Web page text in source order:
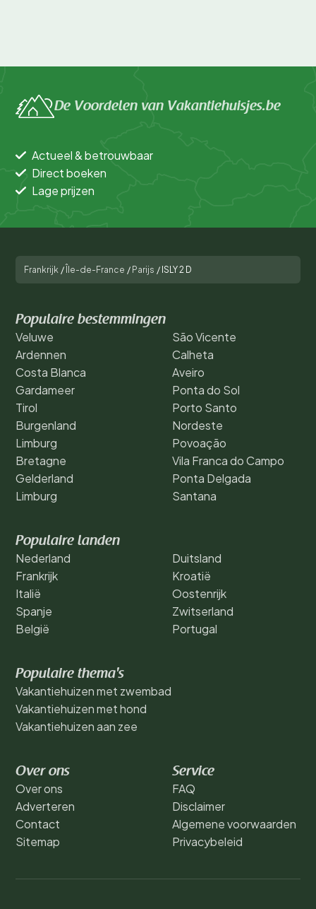
De Voordelen van Vakantiehuisjes.be
Actueel & betrouwbaar
Direct boeken
Lage prijzen
Frankrijk / Île-de-France / Parijs / ISLY 2 D
Populaire bestemmingen
Veluwe
Ardennen
Costa Blanca
Gardameer
Tirol
Burgenland
Limburg
Bretagne
Gelderland
Limburg
São Vicente
Calheta
Aveiro
Ponta do Sol
Porto Santo
Nordeste
Povoação
Vila Franca do Campo
Ponta Delgada
Santana
Populaire landen
Nederland
Frankrijk
Italië
Spanje
België
Duitsland
Kroatië
Oostenrijk
Zwitserland
Portugal
Populaire thema's
Vakantiehuizen met zwembad
Vakantiehuizen met hond
Vakantiehuizen aan zee
Over ons
Over ons
Adverteren
Contact
Sitemap
Service
FAQ
Disclaimer
Algemene voorwaarden
Privacybeleid